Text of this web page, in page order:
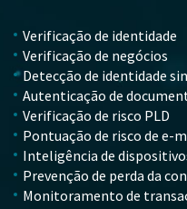
Verificação de identidade
Verificação de negócios
Detecção de identidade
Autenticação de
Verificação de risco PLD
Pontuação de risco de e-
Inteligência de
Prevenção de perda da
Monitoramento de